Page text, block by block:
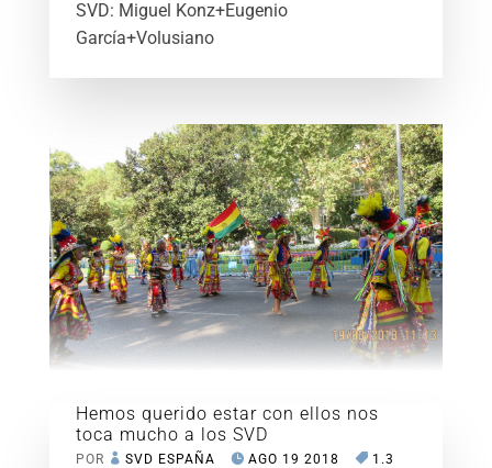
SVD: Miguel Konz+Eugenio
García+Volusiano
Hemos querido estar con ellos nos
toca mucho a los SVD
POR SVD ESPAÑA AGO 19 2018
1.3